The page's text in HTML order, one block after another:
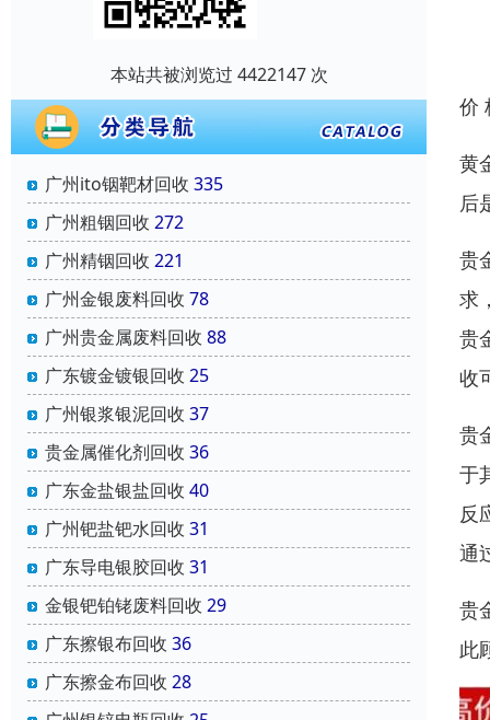
本站共被浏览过 4422147 次
广州ito铟靶材回收 335
广州粗铟回收 272
广州精铟回收 221
广州金银废料回收 78
广州贵金属废料回收 88
广东镀金镀银回收 25
广州银浆银泥回收 37
贵金属催化剂回收 36
广东金盐银盐回收 40
广州钯盐钯水回收 31
广东导电银胶回收 31
金银钯铂铑废料回收 29
广东擦银布回收 36
广东擦金布回收 28
价
黄
后
贵
求
贵
收
贵
于
反
通
贵
此